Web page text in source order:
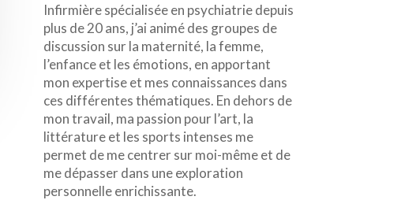
Infirmière spécialisée en psychiatrie depuis
plus de 20 ans, j’ai animé des groupes de
discussion sur la maternité, la femme,
l’enfance et les émotions, en apportant
mon expertise et mes connaissances dans
ces différentes thématiques. En dehors de
mon travail, ma passion pour l’art, la
littérature et les sports intenses me
permet de me centrer sur moi-même et de
me dépasser dans une exploration
personnelle enrichissante.